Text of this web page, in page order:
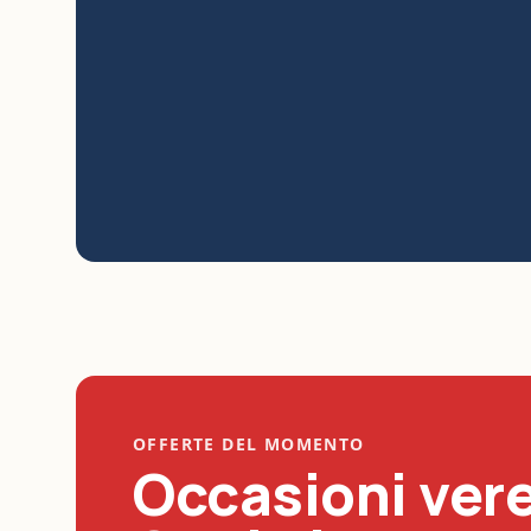
OFFERTE DEL MOMENTO
Occasioni